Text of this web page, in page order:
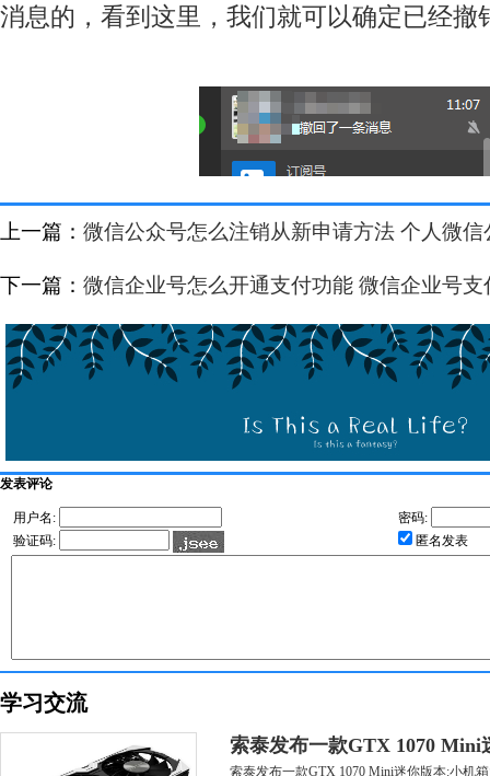
消息的，看到这里，我们就可以确定已经撤
上一篇： 微信公众号怎么注销从新申请方法 个人微
下一篇： 微信企业号怎么开通支付功能 微信企业号
发表评论
用户名:
密码:
验证码:
匿名发表
学习交流
索泰发布一款GTX 1070 Mini
索泰发布一款GTX 1070 Mini迷你版本:小机